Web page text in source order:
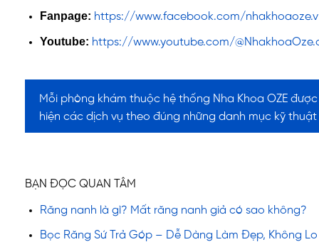
Fanpage: https://www.facebook.com/
Youtube: https://www.youtube.com/
Mỗi phòng khám thuộc hệ thống Nha Khoa OZE
hiện các dịch vụ theo đúng những danh mục kỹ
BẠN ĐỌC QUAN TÂM
Răng nanh là gì? Mất răng nanh giả có sao không?
Bọc Răng Sứ Trả Góp – Dễ Dàng Làm Đẹp, Không Lo